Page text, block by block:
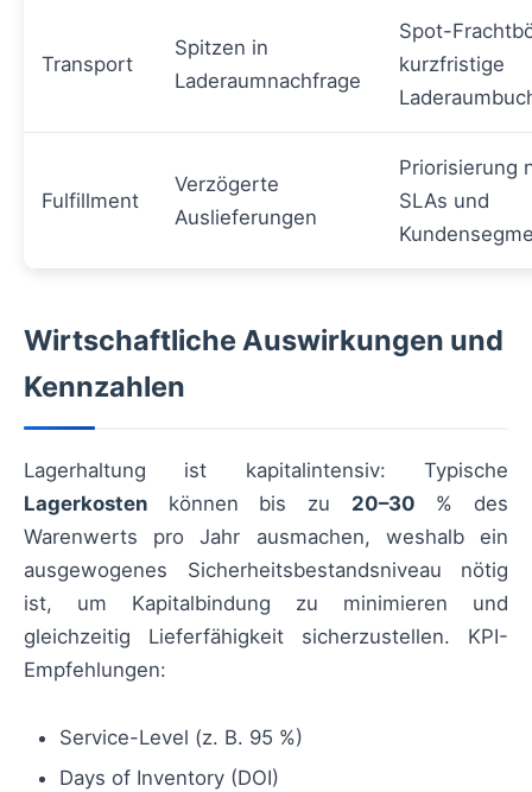
Transport
Spitzen in
Laderaumnachfrage
Spot-
kurzfristige
Fulfillment
Verzögerte
Auslieferungen
Priorisierung
SLAs und
Wirtschaftliche Auswirkungen und
Kennzahlen
Lagerhaltung ist kapitalintensiv: Typische
Lagerkosten können bis zu 20–30 % des
Warenwerts pro Jahr ausmachen, weshalb ein
ausgewogenes Sicherheitsbestandsniveau nötig
ist, um Kapitalbindung zu minimieren und
gleichzeitig Lieferfähigkeit sicherzustellen. KPI-
Empfehlungen:
Service-Level (z. B. 95 %)
Days of Inventory (DOI)